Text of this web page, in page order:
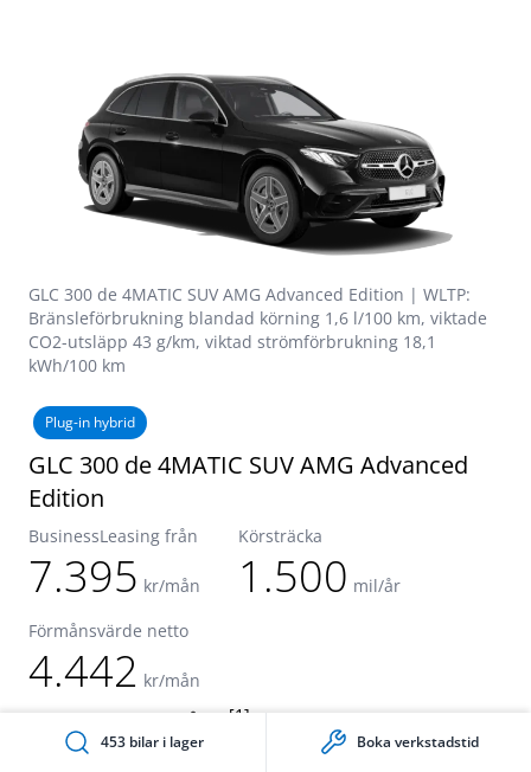
GLC 300 de 4MATIC SUV AMG Advanced Edition | WLTP:
Bränsleförbrukning blandad körning 1,6 l/100 km, viktade
CO2-utsläpp 43 g/km, viktad strömförbrukning 18,1
kWh/100 km
Plug-in hybrid
GLC 300 de 4MATIC SUV AMG Advanced
Edition
BusinessLeasing från
7.395 kr/mån
Körsträcka
1.500 mil/år
Förmånsvärde netto
4.442 kr/mån
Upp till 12 mil på el [1]
AMG Advanced paket
453 bilar i lager Boka verkstadstid